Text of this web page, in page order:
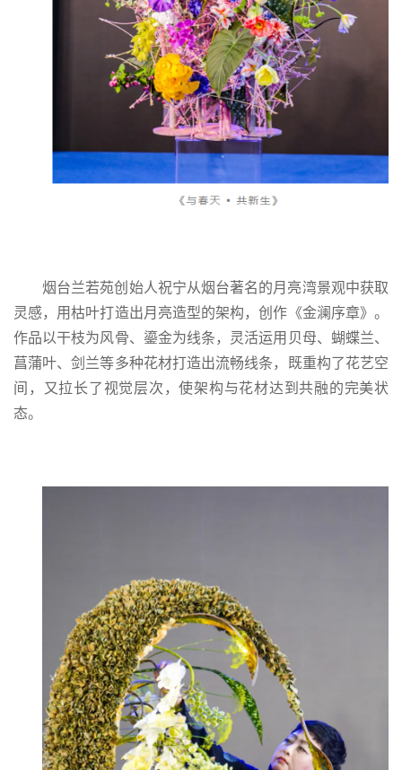
烟台兰若苑创始人祝宁从烟台著名的月亮湾景观中获取
灵感，用枯叶打造出月亮造型的架构，创作《金澜序章》。
作品以干枝为风骨、鎏金为线条，灵活运用贝母、蝴蝶兰、
菖蒲叶、剑兰等多种花材打造出流畅线条，既重构了花艺空
间，又拉长了视觉层次，使架构与花材达到共融的完美状
态。